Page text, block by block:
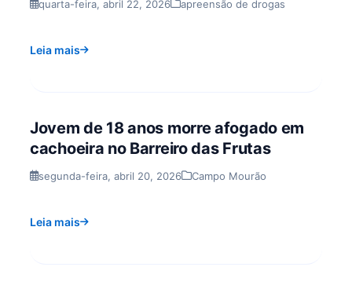
quarta-feira, abril 22, 2026 apreensão de drogas
Leia mais
Jovem de 18 anos morre afogado em
cachoeira no Barreiro das Frutas
segunda-feira, abril 20, 2026 Campo Mourão
Leia mais